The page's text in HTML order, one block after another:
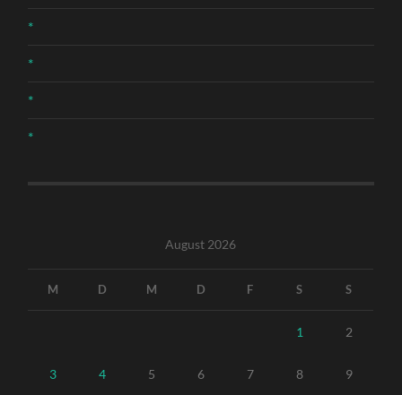
*
*
*
*
August 2026
M D M D F S S
1 2
3 4 5 6 7 8 9